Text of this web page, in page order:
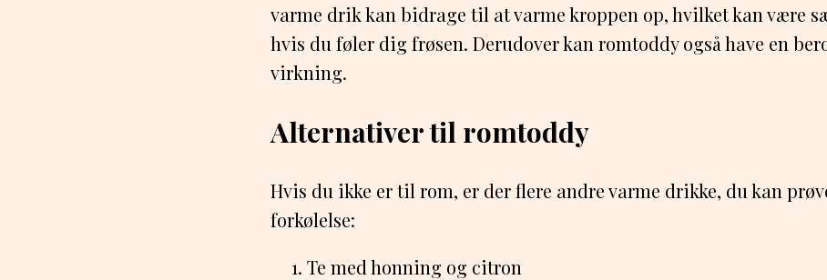
varme drik kan bidrage til at varme kroppen op, hvilket kan være
hvis du føler dig frøsen. Derudover kan romtoddy også have en
virkning.
Alternativer til romtoddy
Hvis du ikke er til rom, er der flere andre varme drikke, du kan
forkølelse:
Te med honning og citron